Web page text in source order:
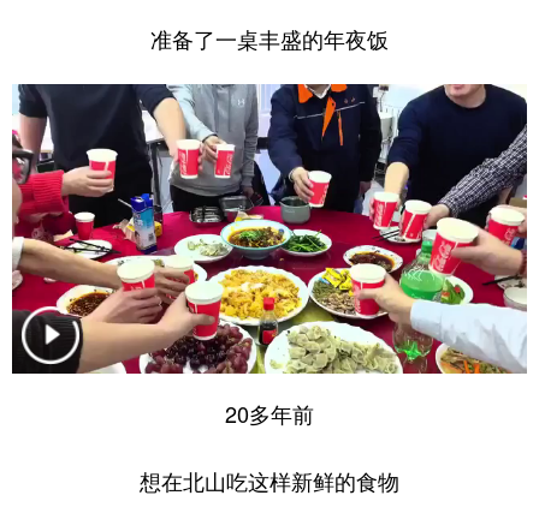
准备了一桌丰盛的年夜饭
20多年前
想在北山吃这样新鲜的食物